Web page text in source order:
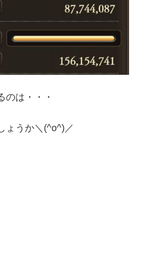
のは・・・
ょうか＼(^o^)／